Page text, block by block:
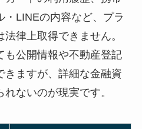
・LINEの内容など、プラ
律上取得できません。
も公開情報や不動産登記
きますが、詳細な金融資
ないのが現実です。